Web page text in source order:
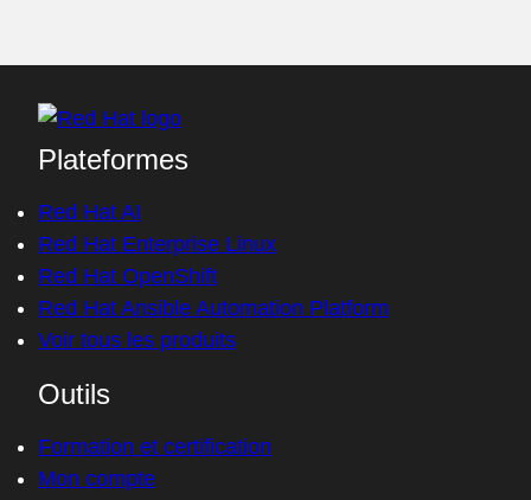
Plateformes
Red Hat AI
Red Hat Enterprise Linux
Red Hat OpenShift
Red Hat Ansible Automation Platform
Voir tous les produits
Outils
Formation et certification
Mon compte